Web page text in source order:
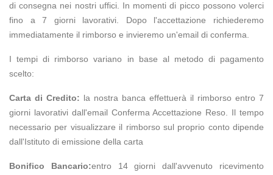
di consegna nei nostri uffici. In momenti di picco possono volerci
fino a 7 giorni lavorativi. Dopo l'accettazione richiederemo
immediatamente il rimborso e invieremo un'email di conferma.
I tempi di rimborso variano in base al metodo di pagamento
scelto:
Carta di Credito: la nostra banca effettuerà il rimborso entro 7
giorni lavorativi dall'email Conferma Accettazione Reso. Il tempo
necessario per visualizzare il rimborso sul proprio conto dipende
dall'Istituto di emissione della carta
Bonifico Bancario:entro 14 giorni dall'avvenuto ricevimento